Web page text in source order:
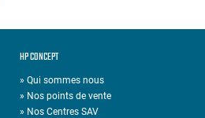
HP CONCEPT
» Qui sommes nous
» Nos points de vente
» Nos Centres SAV